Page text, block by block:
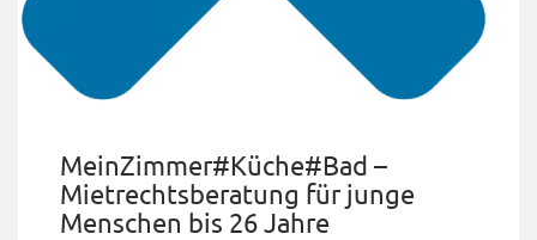
MeinZimmer#Küche#Bad –
Mietrechtsberatung für junge
Menschen bis 26 Jahre